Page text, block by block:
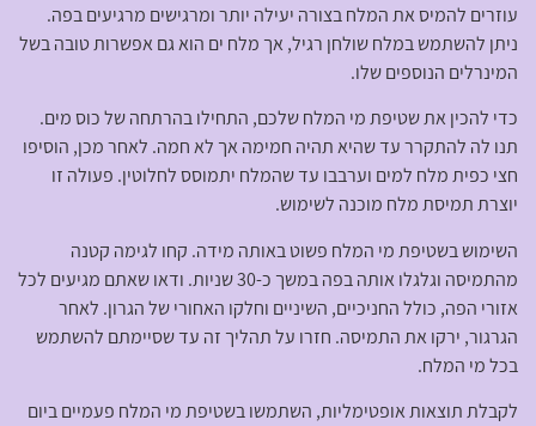
עוזרים להמיס את המלח בצורה יעילה יותר ומרגישים מרגיעים בפה.
ניתן להשתמש במלח שולחן רגיל, אך מלח ים הוא גם אפשרות טובה בשל
המינרלים הנוספים שלו.
כדי להכין את שטיפת מי המלח שלכם, התחילו בהרתחה של כוס מים.
תנו לה להתקרר עד שהיא תהיה חמימה אך לא חמה. לאחר מכן, הוסיפו
חצי כפית מלח למים וערבבו עד שהמלח יתמוסס לחלוטין. פעולה זו
יוצרת תמיסת מלח מוכנה לשימוש.
השימוש בשטיפת מי המלח פשוט באותה מידה. קחו לגימה קטנה
מהתמיסה וגלגלו אותה בפה במשך כ-30 שניות. ודאו שאתם מגיעים לכל
אזורי הפה, כולל החניכיים, השיניים וחלקו האחורי של הגרון. לאחר
הגרגור, ירקו את התמיסה. חזרו על תהליך זה עד שסיימתם להשתמש
בכל מי המלח.
לקבלת תוצאות אופטימליות, השתמשו בשטיפת מי המלח פעמיים ביום